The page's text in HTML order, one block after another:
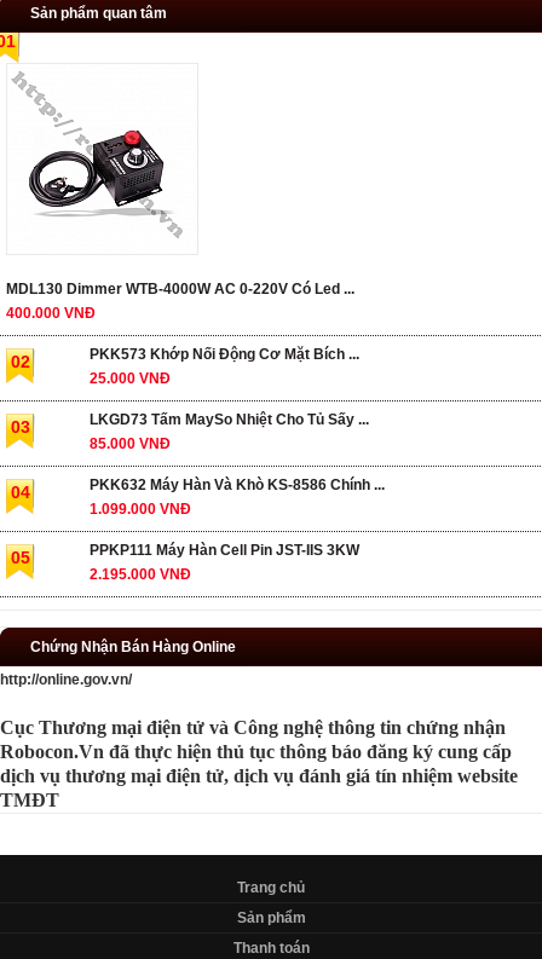
Sản phẩm quan tâm
MDL130 Dimmer WTB-4000W AC 0-220V Có Led ...
400.000 VNĐ
02
PKK573 Khớp Nối Động Cơ Mặt Bích ...
25.000 VNĐ
03
LKGD73 Tấm MaySo Nhiệt Cho Tủ Sấy ...
85.000 VNĐ
04
PKK632 Máy Hàn Và Khò KS-8586 Chính ...
1.099.000 VNĐ
05
PPKP111 Máy Hàn Cell Pin JST-IIS 3KW
2.195.000 VNĐ
Chứng Nhận Bán Hàng Online
http://online.gov.vn/
Cục Thương mại điện tử và Công nghệ thông tin chứng nhận
Robocon.Vn đã thực hiện thủ tục thông báo đăng ký cung cấp
dịch vụ thương mại điện tử, dịch vụ đánh giá tín nhiệm website
TMĐT
Trang chủ
Sản phẩm
Thanh toán